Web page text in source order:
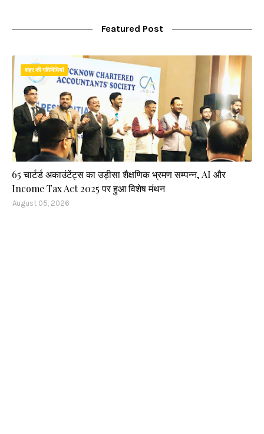
Featured Post
शहर की गतिविधियां
65 चार्टर्ड अकाउंटेंट्स का उड़ीसा शैक्षणिक भ्रमण सम्पन्न, AI और
Income Tax Act 2025 पर हुआ विशेष मंथन
August 05, 2026